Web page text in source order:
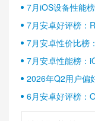
7月iOS设备性能
7月安卓好评榜：
半壁江山
7月安卓性价比榜
7月安卓性能榜：
2026年Q2用户偏
6月安卓好评榜：